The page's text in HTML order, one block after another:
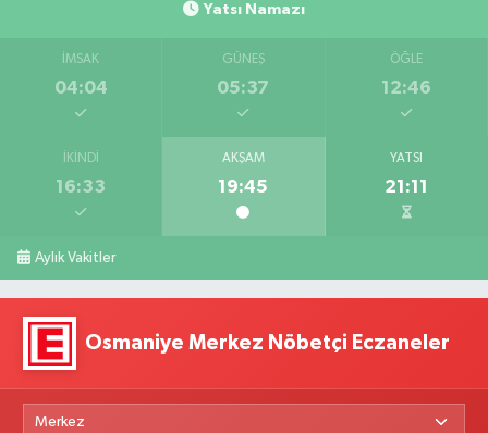
Yatsı Namazı
İMSAK
04:04
GÜNEŞ
05:37
ÖĞLE
12:46
İKINDI
16:33
AKŞAM
19:45
YATSI
21:11
Aylık Vakitler
Osmaniye Merkez Nöbetçi Eczaneler